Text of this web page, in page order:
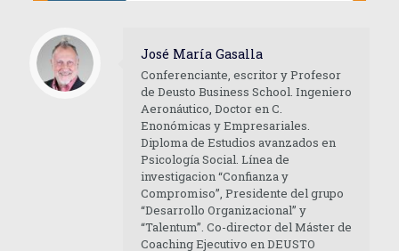
José María Gasalla
Conferenciante, escritor y Profesor
de Deusto Business School. Ingeniero
Aeronáutico, Doctor en C.
Enonómicas y Empresariales.
Diploma de Estudios avanzados en
Psicología Social. Línea de
investigacion “Confianza y
Compromiso”, Presidente del grupo
“Desarrollo Organizacional” y
“Talentum”. Co-director del Máster de
Coaching Ejecutivo en DEUSTO